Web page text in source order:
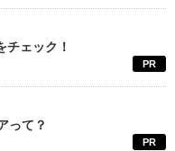
チェック！
PR
って？
PR